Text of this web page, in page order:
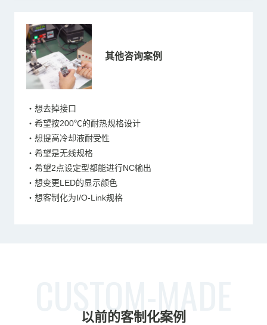
其他咨询案例
・想去掉接口
・希望按200℃的耐热规格设计
・想提高冷却液耐受性
・希望是无线规格
・希望2点设定型都能进行NC输出
・想变更LED的显示颜色
・想客制化为I/O-Link规格
以前的客制化案例